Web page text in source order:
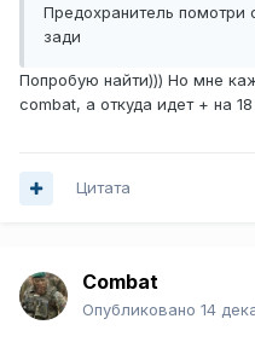
Предохранитель помотри
зади
Попробую найти))) Но мне
combat, а откуда идет + на
Цитата
Combat
Опубликовано 14